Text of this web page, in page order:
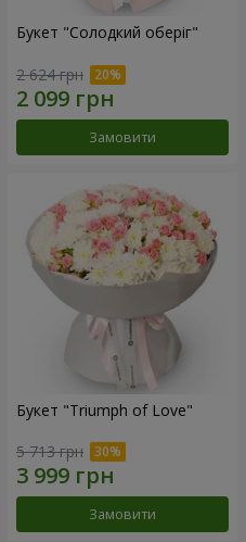
Букет "Солодкий оберіг"
2 624 грн
Замовити
Букет "Triumph of Love"
5 713 грн
Замовити